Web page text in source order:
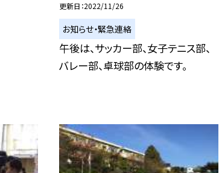
更新日 2022/11/26
お知らせ・緊急連絡
午後は、サッカー部、女子テニス部、
バレー部、卓球部の体験です。